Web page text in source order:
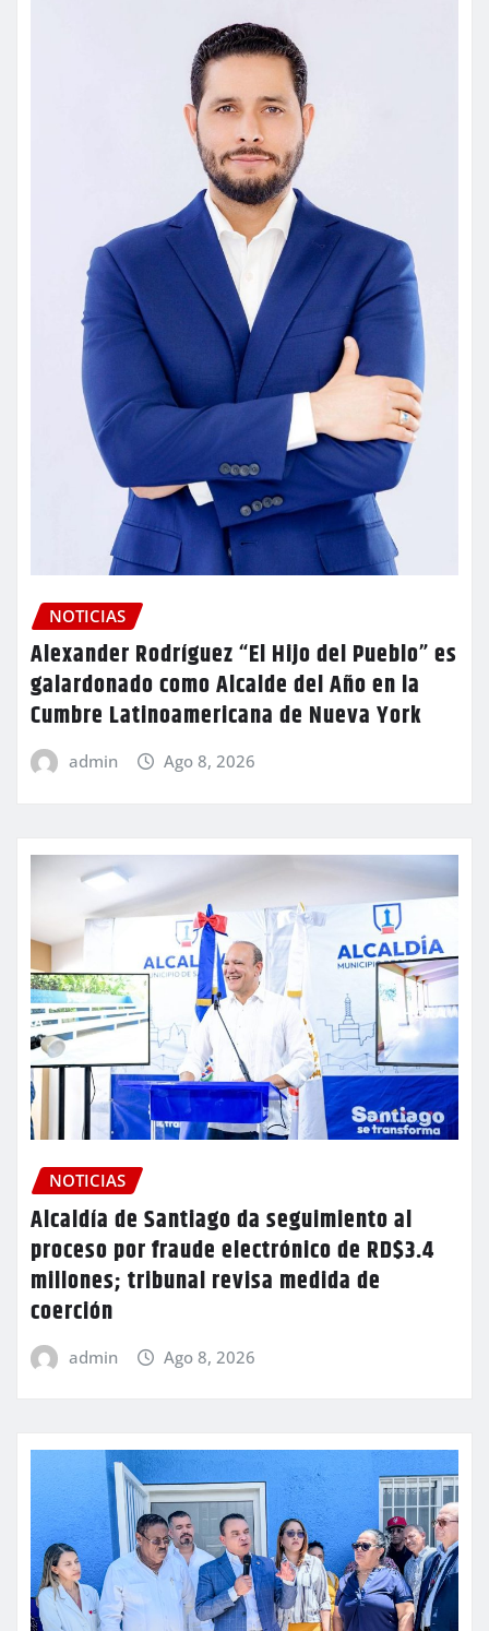
NOTICIAS
Alexander Rodríguez “El Hijo del Pueblo” es
galardonado como Alcalde del Año en la
Cumbre Latinoamericana de Nueva York
admin Ago 8, 2026
NOTICIAS
Alcaldía de Santiago da seguimiento al
proceso por fraude electrónico de RD$3.4
millones; tribunal revisa medida de
coerción
admin Ago 8, 2026